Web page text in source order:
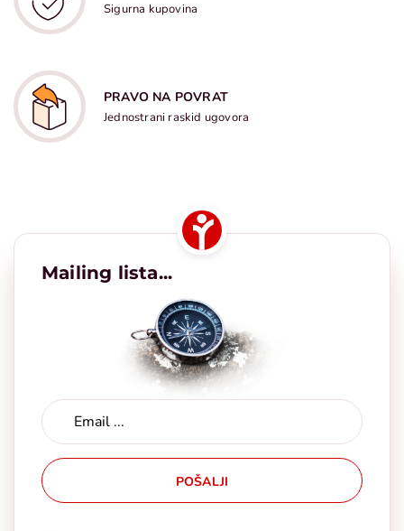
Sigurna kupovina
PRAVO NA POVRAT
Jednostrani raskid ugovora
Mailing lista...
POŠALJI